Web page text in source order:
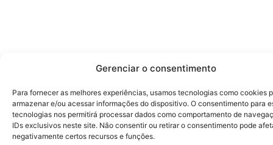
Gerenciar o consentimento
Para fornecer as melhores experiências, usamos tecnologias como cookies
armazenar e/ou acessar informações do dispositivo. O consentimento para
tecnologias nos permitirá processar dados como comportamento de
IDs exclusivos neste site. Não consentir ou retirar o consentimento pode
negativamente certos recursos e funções.